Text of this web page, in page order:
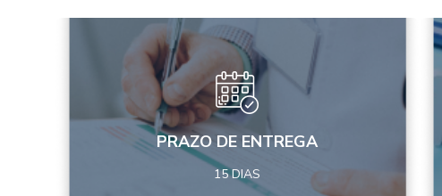
PRAZO DE ENTREGA
15 DIAS